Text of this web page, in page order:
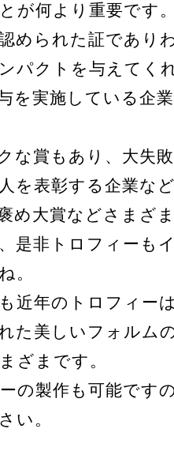
が何より重要です
められた証であり
パクトを与えてく
を実施している企
な賞もあり、大失
を表彰する企業な
め大賞などさまざ
是非トロフィーも
。
近年のトロフィー
た美しいフォルム
ざまです。
の製作も可能です
い。